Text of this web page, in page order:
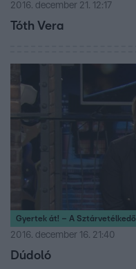
2016. december 21. 12:17
Tóth Vera
Gyertek át! – A Sztárvetélkedő
2016. december 16. 21:40
Dúdoló